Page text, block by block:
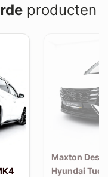
producten
Maxton
Hyundai